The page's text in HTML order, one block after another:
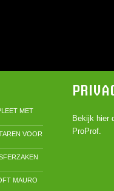
MET
VOOR
MAURO
Bekijk hier
ProProf.